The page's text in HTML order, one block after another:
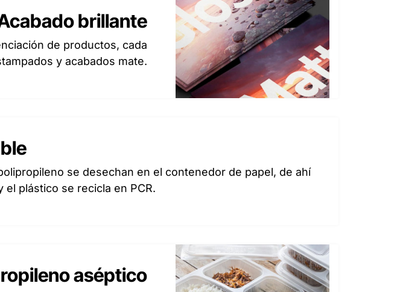
brillante
de productos, cada
y acabados mate.
se desechan en el contenedor de papel, de ahí
plástico se recicla en PCR.
aséptico